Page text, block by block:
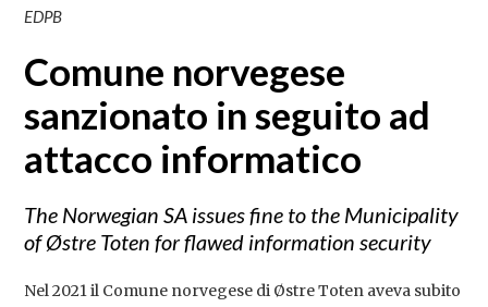
EDPB
Comune norvegese
sanzionato in seguito ad
attacco informatico
The Norwegian SA issues fine to the Municipality
of Østre Toten for flawed information security
Nel 2021 il Comune norvegese di Østre Toten aveva subito